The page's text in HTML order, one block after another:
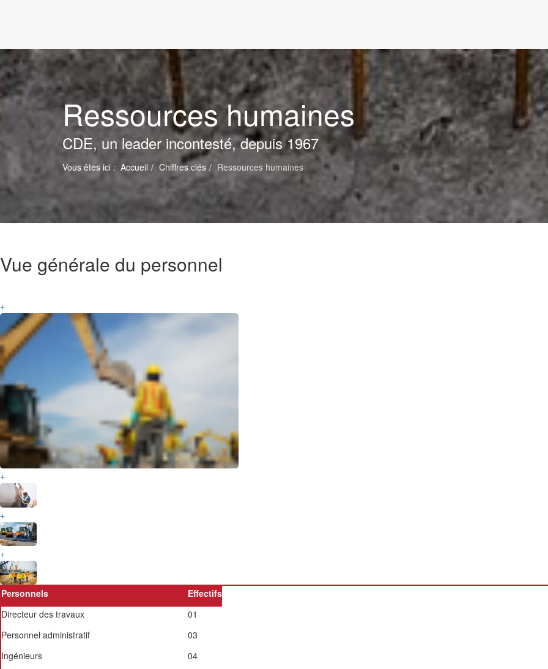
Ressources humaines
CDE, un leader incontesté, depuis 1967
Vous êtes ici : Accueil Chiffres clés Ressources humaines
Vue générale du personnel
+
+
+
+
Personnels
Effectifs
Directeur des travaux
01
Personnel administratif
03
Ingénieurs
04